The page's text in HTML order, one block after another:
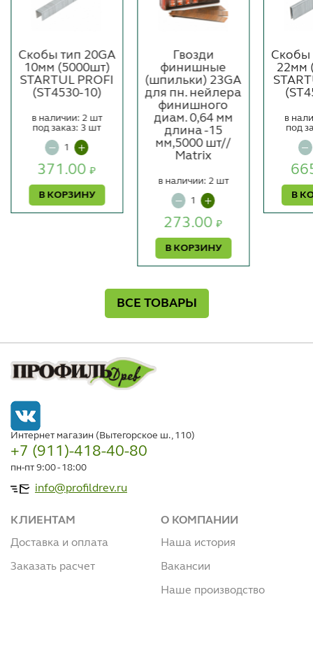
Скобы тип 20GA
10мм (5000шт)
STARTUL PROFI
(ST4530-10)
371.00₽
В КОРЗИНУ
в наличии: 2 шт
под заказ: 3 шт
Гвозди
финишные
(шпильки) 23GA
для пн. нейлера
финишного
диам. 0,64 мм
длина -15
мм,5000 шт//
Matrix
273.00₽
В КОРЗИНУ
в наличии: 2 шт
Скобы
22мм
В
в
под
ВСЕ ТОВАРЫ
Интернет магазин (Вытегорское ш., 110)
+7 (911)-418-40-80
пн-пт 9:00 - 18:00
info@profildrev.ru
КЛИЕНТАМ
Доставка и оплата
Заказать расчет
О КОМПАНИИ
Наша история
Вакансии
Наше производство